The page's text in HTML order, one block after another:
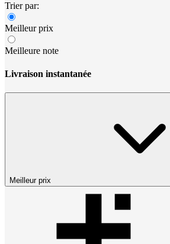
Trier par:
Meilleur prix
Meilleure note
Livraison instantanée
Meilleur prix